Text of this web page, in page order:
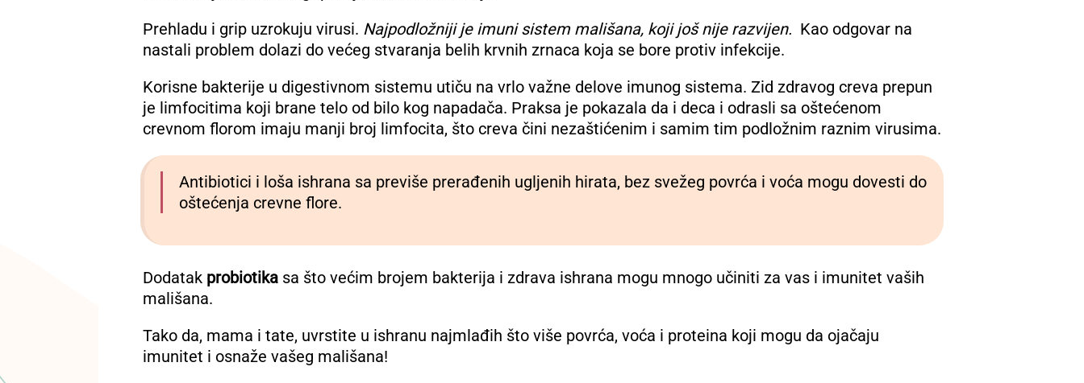
Prehladu i grip uzrokuju virusi. Najpodložniji je imuni sistem mališana, koji još nije razvijen. Kao odgovar na
nastali problem dolazi do većeg stvaranja belih krvnih zrnaca koja se bore protiv infekcije.
Korisne bakterije u digestivnom sistemu utiču na vrlo važne delove imunog sistema. Zid zdravog creva prepun
je limfocitima koji brane telo od bilo kog napadača. Praksa je pokazala da i deca i odrasli sa oštećenom
crevnom florom imaju manji broj limfocita, što creva čini nezaštićenim i samim tim podložnim raznim virusima.
Antibiotici i loša ishrana sa previše prerađenih ugljenih hirata, bez svežeg povrća i voća mogu dovesti do
oštećenja crevne flore.
Dodatak probiotika sa što većim brojem bakterija i zdrava ishrana mogu mnogo učiniti za vas i imunitet vaših
mališana.
Tako da, mama i tate, uvrstite u ishranu najmlađih što više povrća, voća i proteina koji mogu da ojačaju
imunitet i osnaže vašeg mališana!